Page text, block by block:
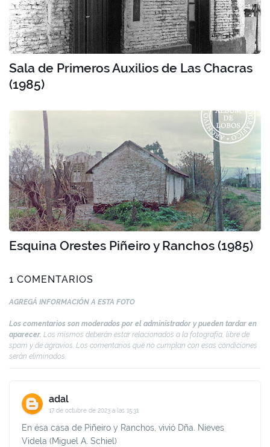
Sala de Primeros Auxilios de Las Chacras
(1985)
Esquina Orestes Piñeiro y Ranchos (1985)
1 COMENTARIOS
AGREGÁ INFORMACIÓN A ESTA FOTO
Los comentarios son moderados por el administrador y pueden tardar en
aparecer. Los mismos deberán estar relacionados a la fotografía, libre de
spam y de agravios. Los comentarios que no cumplan con esas condiciones
serán eliminados.
adal
17 de octubre de 2023 a las 15:31
En ésa casa de Piñeiro y Ranchos, vivió Dña. Nieves
Videla (Miguel A. Schiel)